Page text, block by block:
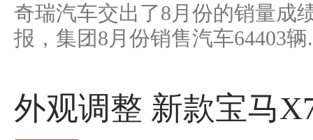
奇瑞汽车交出了8月份的销量成
报，集团8月份销售汽车64403辆
外观调整 新款宝马